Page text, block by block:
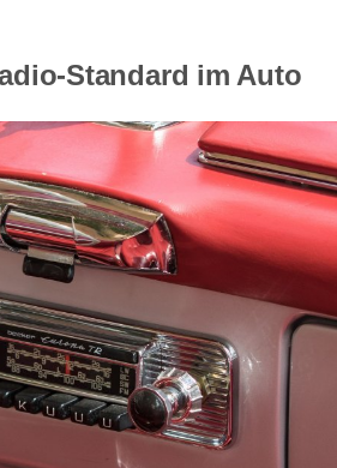
Standard im Auto